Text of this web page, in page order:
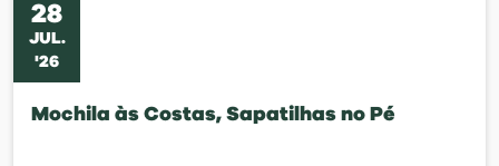
28
JUL.
'26
Mochila às Costas, Sapatilhas no Pé